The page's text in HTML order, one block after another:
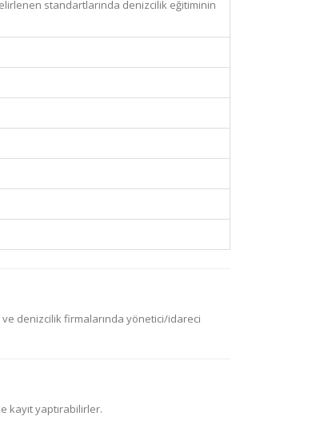
standartlarında denizcilik eğitiminin
denizcilik firmalarında yönetici/idareci
kayıt yaptırabilirler.